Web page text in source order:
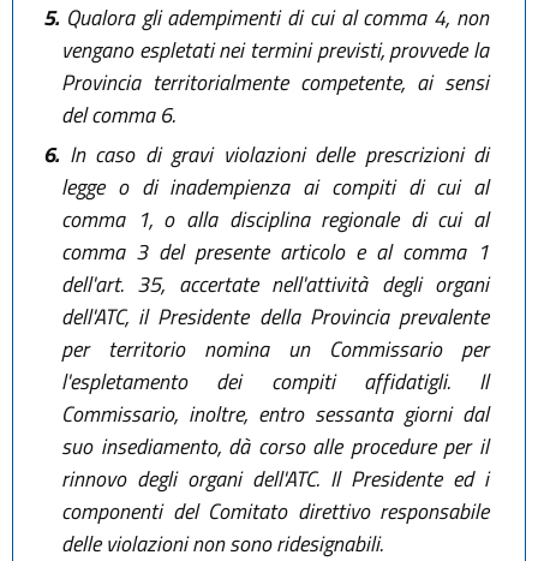
5.Qualora gli adempimenti di cui al comma 4, non
vengano espletati nei termini previsti, provvede la
Provincia territorialmente competente, ai sensi
del comma 6.
6.In caso di gravi violazioni delle prescrizioni di
legge o di inadempienza ai compiti di cui al
comma 1, o alla disciplina regionale di cui al
comma 3 del presente articolo e al comma 1
dell'art. 35, accertate nell'attività degli organi
dell'ATC, il Presidente della Provincia prevalente
per territorio nomina un Commissario per
l'espletamento dei compiti affidatigli. Il
Commissario, inoltre, entro sessanta giorni dal
suo insediamento, dà corso alle procedure per il
rinnovo degli organi dell'ATC. Il Presidente ed i
componenti del Comitato direttivo responsabile
delle violazioni non sono ridesignabili.